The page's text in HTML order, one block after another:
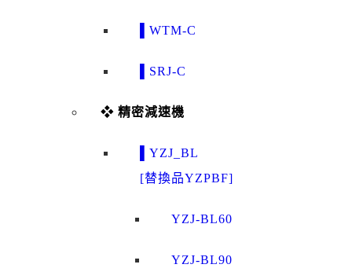
▌WTM-C
▌SRJ-C
❖ 精密減速機
▌YZJ_BL
[替換品YZPBF]
YZJ-BL60
YZJ-BL90